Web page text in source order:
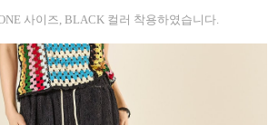
사이즈, BLACK 컬러 착용하였습니다.